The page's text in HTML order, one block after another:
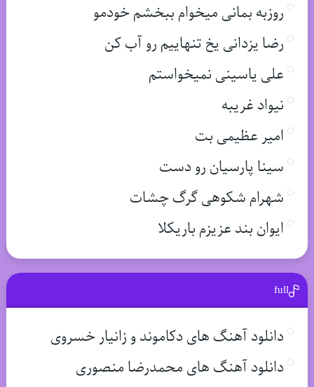
روزبه بمانی میخوام ببخشم خودمو
رضا یزدانی یخ تنهاییم رو آب کن
علی یاسینی نمیخواستم
نیواد غریبه
امیر عظیمی بت
سینا پارسیان رو دست
شهرام شکوهی گرگ چشات
ایوان بند عزیزم باریکلا
full
دانلود آهنگ های دکاموند و زانیار خسروی
دانلود آهنگ های محمدرضا منصوری